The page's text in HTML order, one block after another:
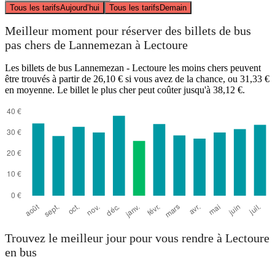
Tous les tarifsAujourd’hui Tous les tarifsDemain
Meilleur moment pour réserver des billets de bus
pas chers de Lannemezan à Lectoure
Les billets de bus Lannemezan - Lectoure les moins chers peuvent
être trouvés à partir de 26,10 € si vous avez de la chance, ou 31,33 €
en moyenne. Le billet le plus cher peut coûter jusqu'à 38,12 €.
Trouvez le meilleur jour pour vous rendre à Lectoure
en bus